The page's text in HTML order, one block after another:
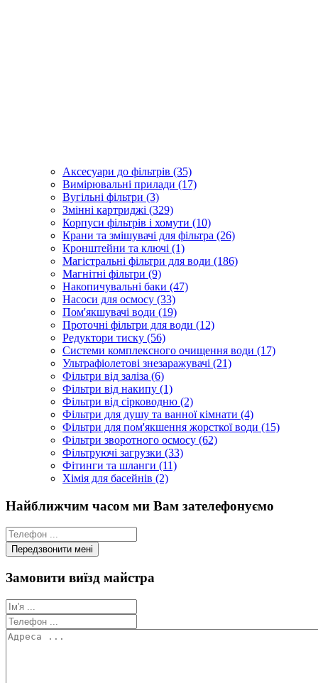
Аксесуари до фільтрів (35)
Вимірювальні прилади (17)
Вугільні фільтри (3)
Змінні картриджі (329)
Корпуси фільтрів і хомути (10)
Крани та змішувачі для фільтра (26)
Кронштейни та ключі (1)
Магістральні фільтри для води (186)
Магнітні фільтри (9)
Накопичувальні баки (47)
Насоси для осмосу (33)
Пом'якшувачі води (19)
Проточні фільтри для води (12)
Редуктори тиску (56)
Системи комплексного очищення води (17)
Ультрафіолетові знезаражувачі (21)
Фільтри від заліза (6)
Фільтри від накипу (1)
Фільтри від сірководню (2)
Фільтри для душу та ванної кімнати (4)
Фільтри для пом'якшення жорсткої води (15)
Фільтри зворотного осмосу (62)
Фільтруючі загрузки (33)
Фітинги та шланги (11)
Хімія для басейнів (2)
Найближчим часом ми Вам зателефонуємо
Замовити виїзд майстра